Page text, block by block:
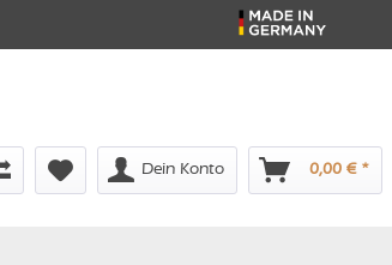
Dein Konto 0,00 € *